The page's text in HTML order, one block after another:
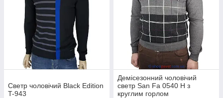
Светр чоловічий Black Edition
T-943
Демісезонний чоловічий
светр San Fa 0540 Н з
круглим горлом